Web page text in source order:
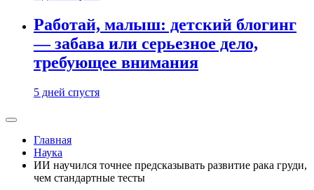
Работай, малыш: детский блогинг
— забава или серьезное дело,
требующее внимания
5 дней спустя
Главная
Наука
ИИ научился точнее предсказывать развитие рака груди,
чем стандартные тесты